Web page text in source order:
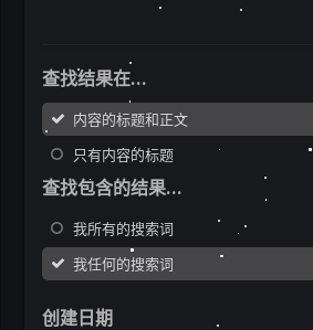
查找结果在...
内容的标题和正文
只有内容的标题
查找包含的结果...
我所有的搜索词
我任何的搜索词
创建日期